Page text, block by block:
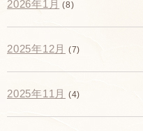
2026年1月 (8)
2025年12月 (7)
2025年11月 (4)